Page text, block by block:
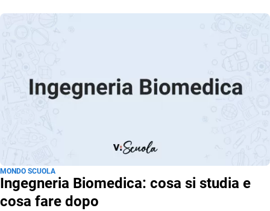
MONDO SCUOLA
Ingegneria Biomedica: cosa si studia e
cosa fare dopo